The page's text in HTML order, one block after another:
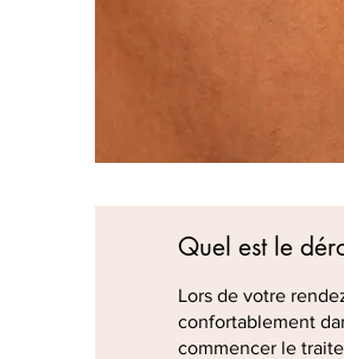
Quel est le
Lors de votre
confortablement
commencer le